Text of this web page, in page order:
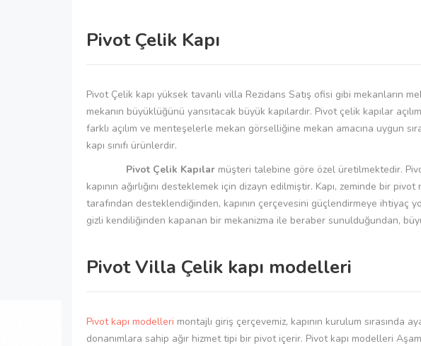
Pivot Çelik Kapı
Pivot Çelik kapı yüksek tavanlı villa Rezidans Satış ofisi gibi mekanların
mekanın büyüklüğünü yansıtacak büyük kapılardır. Pivot çelik kapılar
farklı açılım ve menteşelerle mekan görselliğine mekan amacına uygun
kapı sınıfı ürünlerdir.
Pivot Çelik Kapılar müşteri talebine göre özel üretilmektedir.
kapının ağırlığını desteklemek için dizayn edilmiştir. Kapı, zeminde bir
tarafından desteklendiğinden, kapının çerçevesini güçlendirmeye ihtiyaç
gizli kendiliğinden kapanan bir mekanizma ile beraber sunulduğundan,
Pivot Villa Çelik kapı modelleri
Pivot kapı modelleri montajlı giriş çerçevemiz, kapının kurulum sırasında
donanımlara sahip ağır hizmet tipi bir pivot içerir. Pivot kapı modelleri